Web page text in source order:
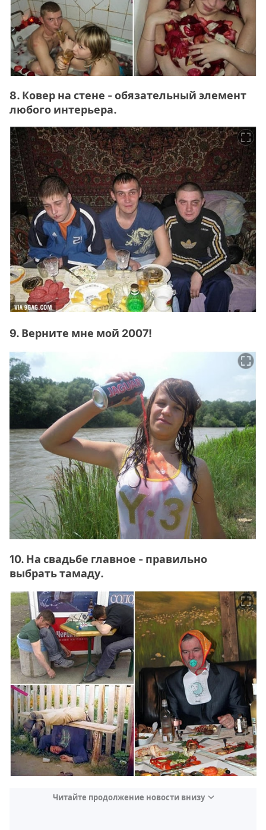
8. Ковер на стене - обязательный элемент
любого интерьера.
9. Верните мне мой 2007!
10. На свадьбе главное - правильно
выбрать тамаду.
Читайте продолжение новости внизу